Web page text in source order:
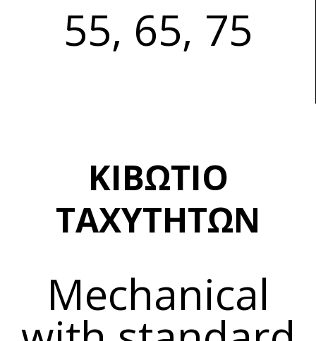
55, 65, 75
ΚΙΒΩΤΙΟ
ΤΑΧΥΤΗΤΩΝ
Mechanical